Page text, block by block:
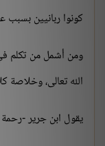
كونوا ربانيين بسبب
ومن أشمل من تكلم
الله تعالى، وخلاصة
يقول ابن جرير -رحمة